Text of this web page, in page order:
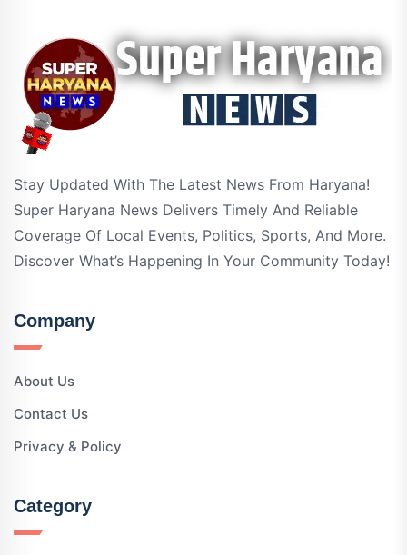
Stay Updated With The Latest News From Haryana!
Super Haryana News Delivers Timely And Reliable
Coverage Of Local Events, Politics, Sports, And More.
Discover What’s Happening In Your Community Today!
Company
About Us
Contact Us
Privacy & Policy
Category